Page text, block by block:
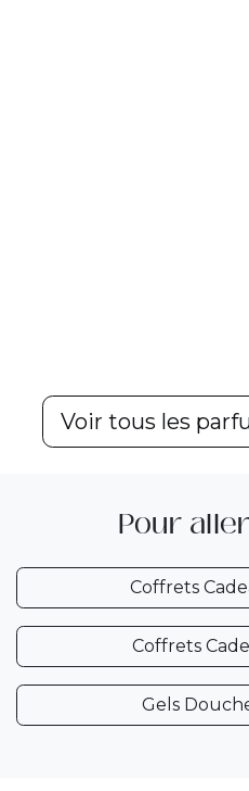
Voir tous les
Pour
Coffrets
Coffrets​​​​​​
Gels